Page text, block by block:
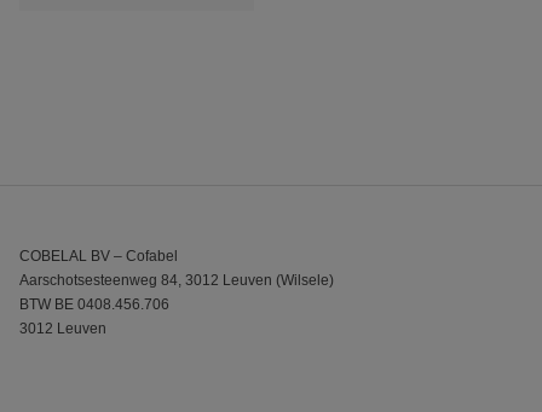
COBELAL BV – Cofabel
Aarschotsesteenweg 84, 3012 Leuven (Wilsele)
BTW BE 0408.456.706
3012 Leuven